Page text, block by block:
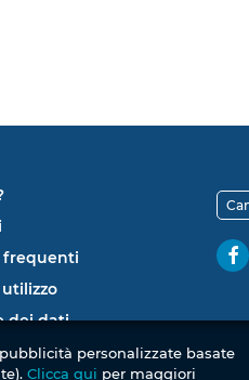
frequenti
dei dati
personalizzate basate
Clicca qui per maggiori